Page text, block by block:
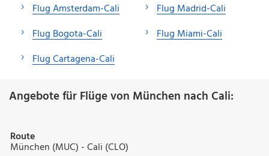
Flug Amsterdam-Cali
Flug Bogota-Cali
Flug Cartagena-Cali
Flug Madrid-Cali
Flug Miami-Cali
Angebote für Flüge von München nach Cali:
Route
München (MUC) - Cali (CLO)